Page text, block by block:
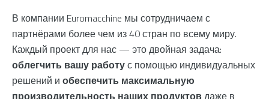
В компании Euromacchine мы сотрудничаем с
партнёрами более чем из 40 стран по всему миру.
Каждый проект для нас — это двойная задача:
облегчить вашу работус помощью индивидуальных
решений и обеспечить максимальную
производительность наших продуктовдаже в